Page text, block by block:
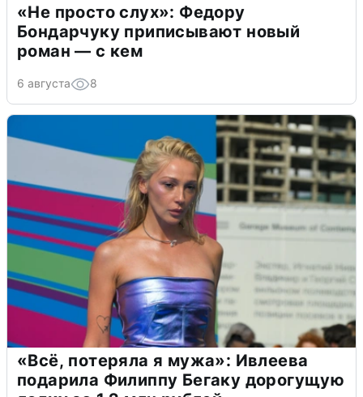
«Не просто слух»: Федору
Бондарчуку приписывают новый
роман — с кем
6 августа 8
«Всё, потеряла я мужа»: Ивлеева
подарила Филиппу Бегаку дорогущую